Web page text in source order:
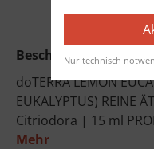
Beschreibung
doTERRA LEMON
EUKALYPTUS) REINE
Citriodora | 15 ml
Mehr
Nur technisch